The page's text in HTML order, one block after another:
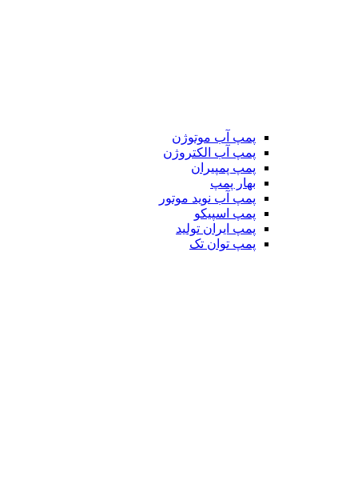
پمپ آب موتوژن
پمپ آب الکتروژن
پمپ پمپیران
بهار پمپ
پمپ آب نوید موتور
پمپ اسپیکو
پمپ ایران تولید
پمپ توان تک